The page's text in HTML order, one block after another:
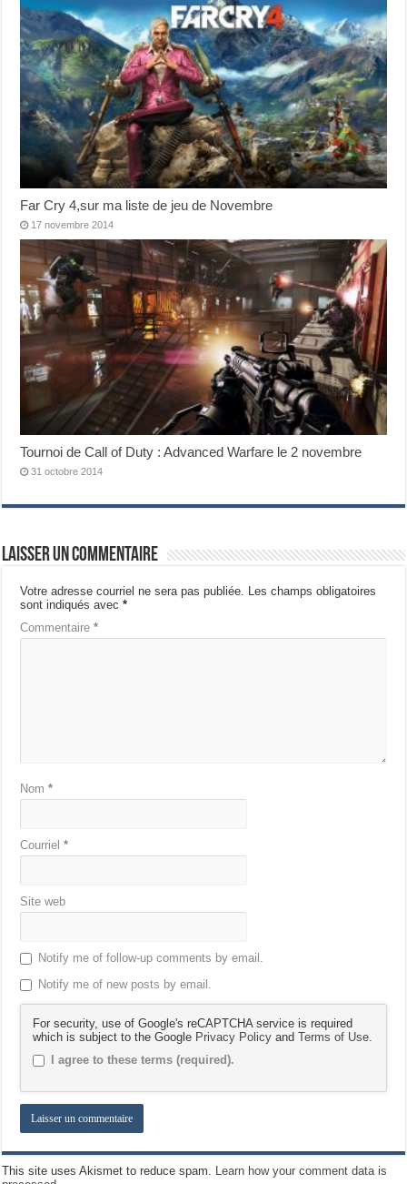
Far Cry 4,sur ma liste de jeu de Novembre
17 novembre 2014
Tournoi de Call of Duty : Advanced Warfare le 2 novembre
31 octobre 2014
Laisser un commentaire
Votre adresse courriel ne sera pas publiée. Les champs obligatoires
sont indiqués avec*
Commentaire*
Nom*
Courriel*
Site web
Notify me of follow-up comments by email.
Notify me of new posts by email.
For security, use of Google's reCAPTCHA service is required
which is subject to the Google Privacy Policy andTerms of Use.
I agree to these terms (required).
This site uses Akismet to reduce spam. Learn how your comment data is